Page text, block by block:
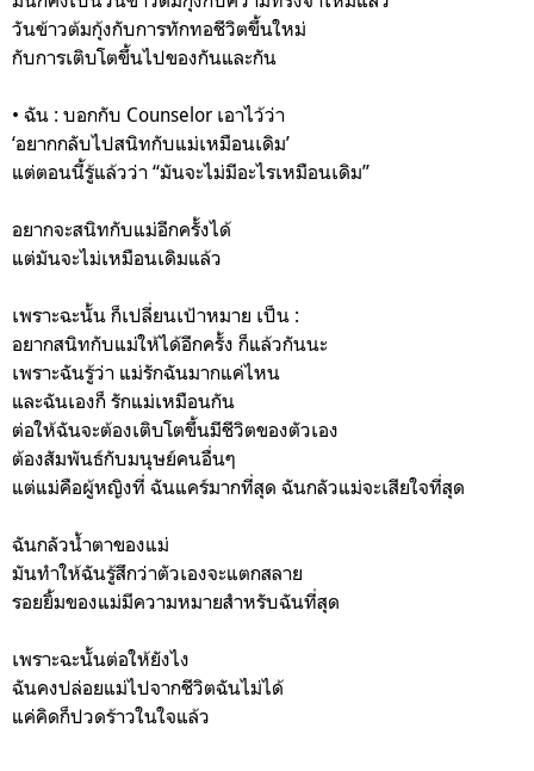
วันข้าวต้มกุ้งกับการทักทอชีวิตขึ้นใหม่
กับการเติบโตขึ้นไปของกันและกัน
• ฉัน : บอกกับ Counselor เอาไว้ว่า
‘อยากกลับไปสนิทกับแม่เหมือนเดิม’
แต่ตอนนี้รู้แล้วว่า “มันจะไม่มีอะไรเหมือนเดิม”
อยากจะสนิทกับแม่อีกครั้งได้
แต่มันจะไม่เหมือนเดิมแล้ว
เพราะฉะนั้น ก็เปลี่ยนเป้าหมาย เป็น :
อยากสนิทกับแม่ให้ได้อีกครั้ง ก็แล้วกันนะ
เพราะฉันรู้ว่า แม่รักฉันมากแค่ไหน
และฉันเองก็ รักแม่เหมือนกัน
ต่อให้ฉันจะต้องเติบโตขึ้นมีชีวิตของตัวเอง
ต้องสัมพันธ์กับมนุษย์คนอื่นๆ
แต่แม่คือผู้หญิงที่ ฉันแคร์มากที่สุด ฉันกลัวแม่จะเสียใจที่สุด
ฉันกลัวน้ำตาของแม่
มันทำให้ฉันรู้สึกว่าตัวเองจะแตกสลาย
รอยยิ้มของแม่มีความหมายสำหรับฉันที่สุด
เพราะฉะนั้นต่อให้ยังไง
ฉันคงปล่อยแม่ไปจากชีวิตฉันไม่ได้
แค่คิดก็ปวดร้าวในใจแล้ว